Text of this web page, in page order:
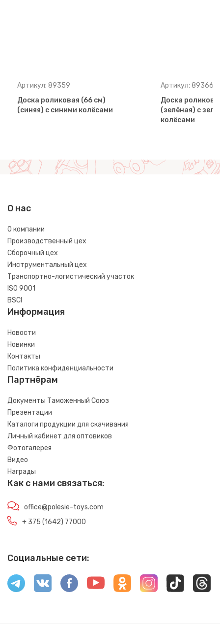
Артикул: 89359
Доска роликовая (66 см)
(синяя) с синими колёсами
Артикул: 89366
Доска
(зелёная) с
колёсами
О нас
О компании
Производственный цех
Сборочный цех
Инструментальный цех
Транспортно-логистический участок
ISO 9001
BSCI
Информация
Новости
Новинки
Контакты
Политика конфиденциальности
Партнёрам
Документы Таможенный Союз
Презентации
Каталоги продукции для скачивания
Личный кабинет для оптовиков
Фотогалерея
Видео
Награды
Как с нами связаться:
office@polesie-toys.com
+ 375 (1642) 77000
Социальные сети: